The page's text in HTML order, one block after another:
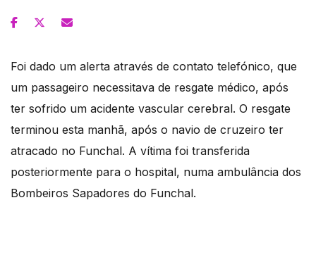
Foi dado um alerta através de contato telefónico, que
um passageiro necessitava de resgate médico, após
ter sofrido um acidente vascular cerebral. O resgate
terminou esta manhã, após o navio de cruzeiro ter
atracado no Funchal. A vítima foi transferida
posteriormente para o hospital, numa ambulância dos
Bombeiros Sapadores do Funchal.